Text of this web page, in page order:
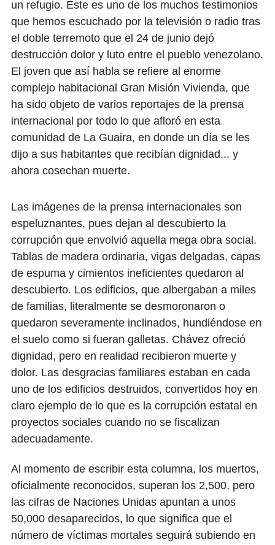
un refugio. Este es uno de los muchos testimonios
que hemos escuchado por la televisión o radio tras
el doble terremoto que el 24 de junio dejó
destrucción dolor y luto entre el pueblo venezolano.
El joven que así habla se refiere al enorme
complejo habitacional Gran Misión Vivienda, que
ha sido objeto de varios reportajes de la prensa
internacional por todo lo que afloró en esta
comunidad de La Guaira, en donde un día se les
dijo a sus habitantes que recibían dignidad... y
ahora cosechan muerte.
Las imágenes de la prensa internacionales son
espeluznantes, pues dejan al descubierto la
corrupción que envolvió aquella mega obra social.
Tablas de madera ordinaria, vigas delgadas, capas
de espuma y cimientos ineficientes quedaron al
descubierto. Los edificios, que albergaban a miles
de familias, literalmente se desmoronaron o
quedaron severamente inclinados, hundiéndose en
el suelo como si fueran galletas. Chávez ofreció
dignidad, pero en realidad recibieron muerte y
dolor. Las desgracias familiares estaban en cada
uno de los edificios destruidos, convertidos hoy en
claro ejemplo de lo que es la corrupción estatal en
proyectos sociales cuando no se fiscalizan
adecuadamente.
Al momento de escribir esta columna, los muertos,
oficialmente reconocidos, superan los 2,500, pero
las cifras de Naciones Unidas apuntan a unos
50,000 desaparecidos, lo que significa que el
número de víctimas mortales seguirá subiendo en